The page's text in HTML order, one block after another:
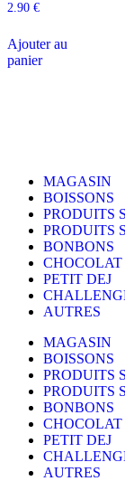
2.90 €
Ajouter au
panier
MAGASIN
BOISSONS
PRODUITS
PRODUITS
BONBONS
PETIT DEJ
AUTRES
MAGASIN
BOISSONS
PRODUITS
PRODUITS
BONBONS
PETIT DEJ
AUTRES